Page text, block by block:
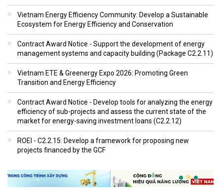
Vietnam Energy Efficiency Community: Develop a Sustainable
Ecosystem for Energy Efficiency and Conservation
Contract Award Notice - Support the development of energy
management systems and capacity building (Package C2.2.11)
Vietnam ETE & Greenergy Expo 2026: Promoting Green
Transition and Energy Efficiency
Contract Award Notice - Develop tools for analyzing the energy
efficiency of sub-projects and assess the current state of the
market for energy-saving investment loans (C2.2.12)
ROEI - C2.2.15: Develop a framework for proposing new
projects financed by the GCF